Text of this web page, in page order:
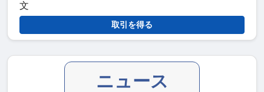
文
取引を得る
ニュース